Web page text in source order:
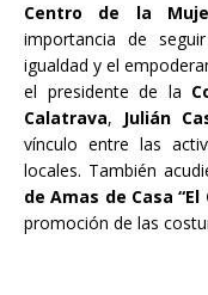
Centro de la
importancia de
igualdad y el
el presidente de la
Calatrava, Julián
vínculo entre las
locales. También
de Amas de Casa “El
promoción de las